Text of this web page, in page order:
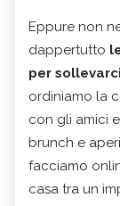
Eppure non
dappertutto
per
ordiniamo la
con gli amici
brunch e
facciamo
casa tra un